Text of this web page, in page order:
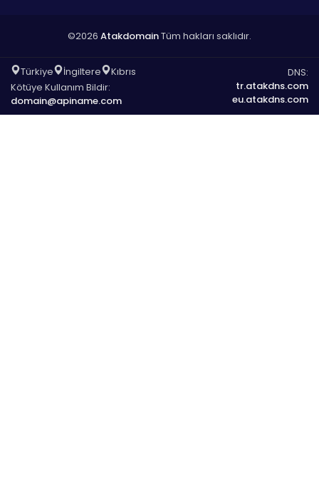
©2026 AtakdomainTüm hakları saklıdır.
Türkiye İngiltere
Kıbrıs
Kötüye Kullanım Bildir:
domain@apiname.com
DNS:
tr.atakdns.com
eu.atakdns.com